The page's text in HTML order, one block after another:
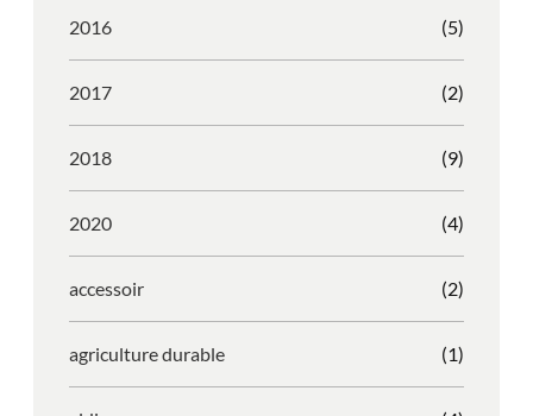
2016 (5)
2017 (2)
2018 (9)
2020 (4)
accessoir (2)
agriculture durable (1)